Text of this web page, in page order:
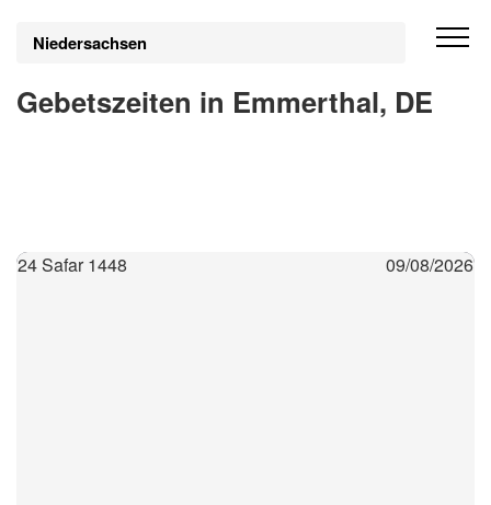
Niedersachsen
Gebetszeiten in Emmerthal, DE
24 Safar 1448 09/08/2026